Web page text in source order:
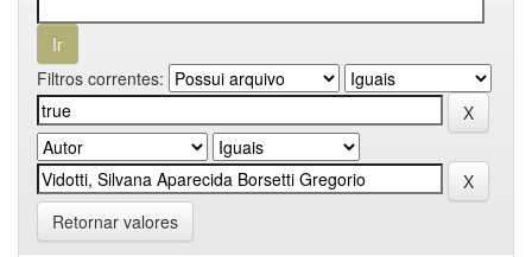
Filtros correntes:
Retornar valores